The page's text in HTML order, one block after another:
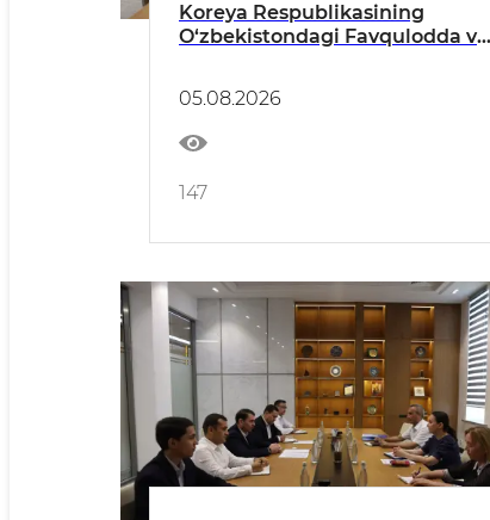
Koreya Respublikasining
O‘zbekistondagi Favqulodda va
05.08.2026
147